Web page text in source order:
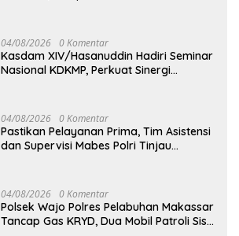
04/08/2026 0 Komentar
Kasdam XIV/Hasanuddin Hadiri Seminar
Nasional KDKMP, Perkuat Sinergi
04/08/2026 0 Komentar
Pastikan Pelayanan Prima, Tim Asistensi
dan Supervisi Mabes Polri Tinjau
04/08/2026 0 Komentar
Polsek Wajo Polres Pelabuhan Makassar
Tancap Gas KRYD, Dua Mobil Patroli Sisir